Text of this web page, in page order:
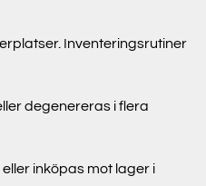
Inventeringsrutiner
degenereras i flera
inköpas mot lager i